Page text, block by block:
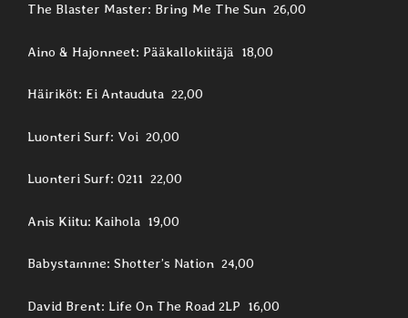
The Blaster Master: Bring Me The Sun 26,00
Aino & Hajonneet: Pääkallokiitäjä 18,00
Häiriköt: Ei Antauduta 22,00
Luonteri Surf: Voi 20,00
Luonteri Surf: 0211 22,00
Anis Kiitu: Kaihola 19,00
Babystamme: Shotter’s Nation 24,00
David Brent: Life On The Road 2LP 16,00